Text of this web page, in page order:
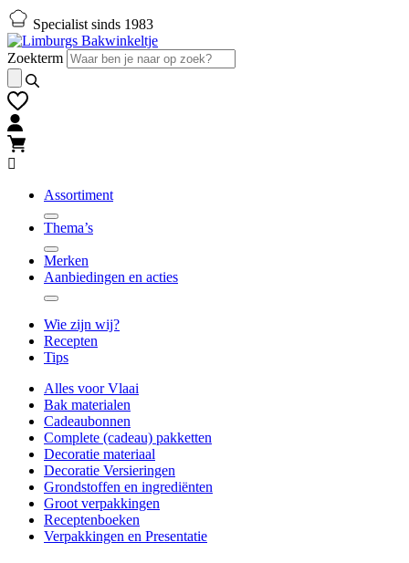
Naar
hoofd-
inhoud
gaan
Naar
footer
gaan
Specialist sinds 1983
Zoekterm
Assortiment
Thema’s
Merken
Aanbiedingen en acties
Wie zijn wij?
Recepten
Tips
Alles voor Vlaai
Bak materialen
Cadeaubonnen
Complete (cadeau) pakketten
Decoratie materiaal
Decoratie Versieringen
Grondstoffen en ingrediënten
Groot verpakkingen
Receptenboeken
Verpakkingen en Presentatie